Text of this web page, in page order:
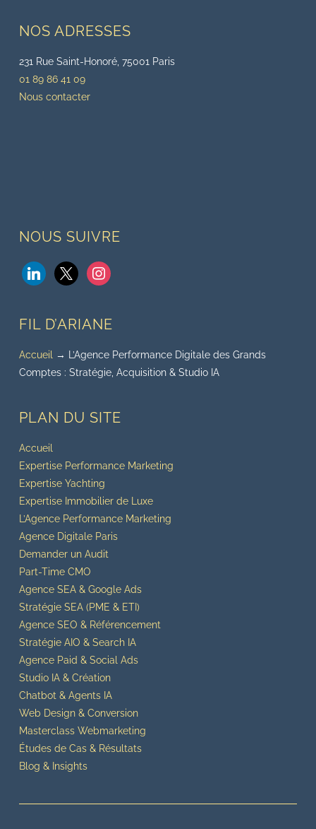
NOS ADRESSES
231 Rue Saint-Honoré, 75001 Paris
01 89 86 41 09
Nous contacter
NOUS SUIVRE
linkedinx instagram
FIL D’ARIANE
Accueil →
L’Agence Performance Digitale des Grands
Comptes : Stratégie, Acquisition & Studio IA
PLAN DU SITE
Accueil
Expertise Performance Marketing
Expertise Yachting
Expertise Immobilier de Luxe
L’Agence Performance Marketing
Agence Digitale Paris
Demander un Audit
Part-Time CMO
Agence SEA & Google Ads
Stratégie SEA (PME & ETI)
Agence SEO & Référencement
Stratégie AIO & Search IA
Agence Paid & Social Ads
Studio IA & Création
Chatbot & Agents IA
Web Design & Conversion
Masterclass Webmarketing
Études de Cas & Résultats
Blog & Insights